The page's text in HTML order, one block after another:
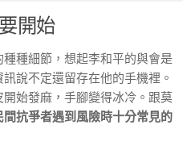
開始
種細節，想起李和平的與會是
說不定還留存在他的手機裡。
始發麻，手腳變得冰冷。跟莫
抗爭者遇到風險時十分常見的